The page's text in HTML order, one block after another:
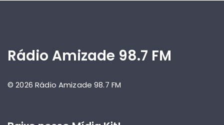
Rádio Amizade 98.7 FM
© 2026 Rádio Amizade 98.7 FM